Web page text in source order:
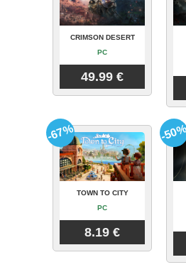
CRIMSON DESERT
PC
49.99 €
TOWN TO CITY
PC
8.19 €
-67% -